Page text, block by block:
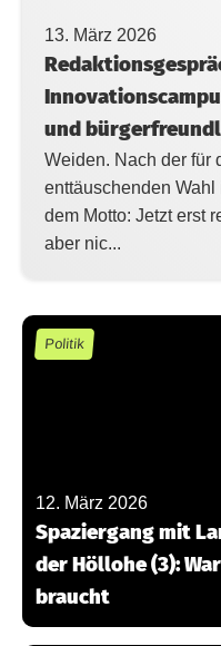
13. März 2026
und
Weiden. Nach der für
enttäuschenden
dem Motto: Jetzt erst
aber nic...
Politik
12. März 2026
Spaziergang mit
der Höllohe (3):
braucht